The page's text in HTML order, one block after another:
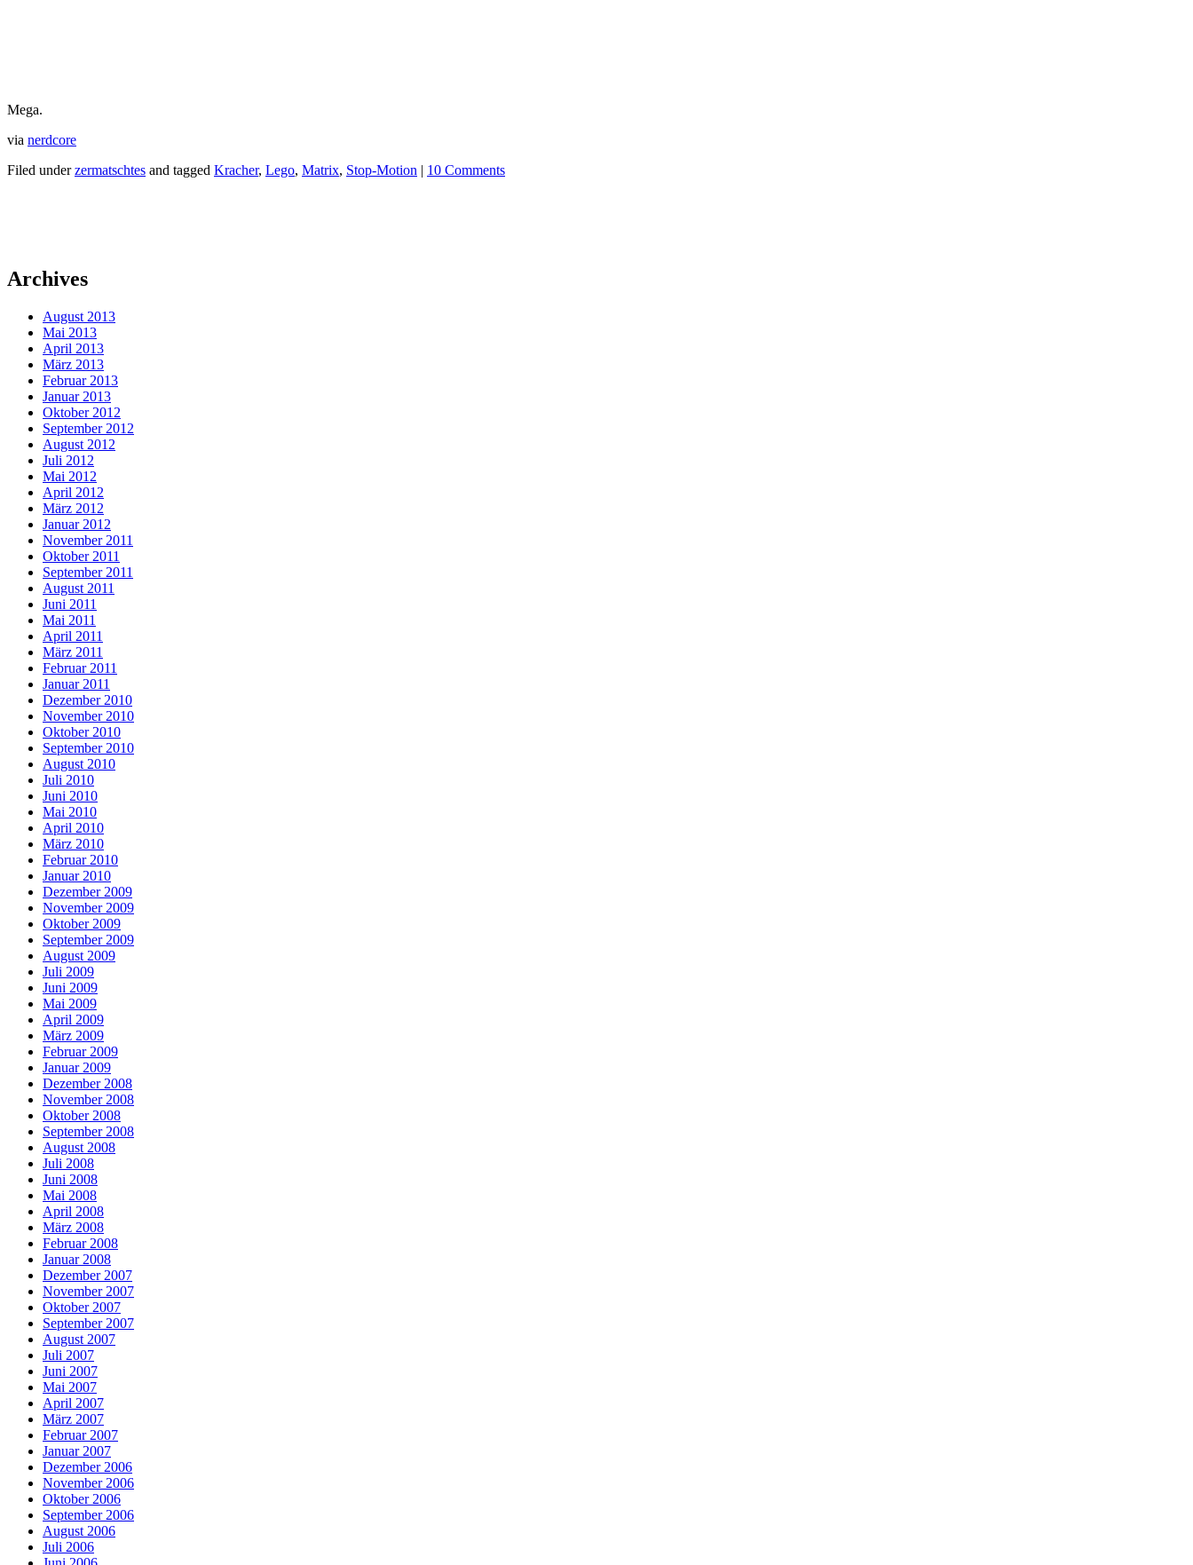
Mega.
via nerdcore
Filed underzermatschtes and tagged Kracher, Lego, Matrix, Stop-Motion 10 Comments
Archives
August 2013
Mai 2013
April 2013
März 2013
Februar 2013
Januar 2013
Oktober 2012
September 2012
August 2012
Juli 2012
Mai 2012
April 2012
März 2012
Januar 2012
November 2011
Oktober 2011
September 2011
August 2011
Juni 2011
Mai 2011
April 2011
März 2011
Februar 2011
Januar 2011
Dezember 2010
November 2010
Oktober 2010
September 2010
August 2010
Juli 2010
Juni 2010
Mai 2010
April 2010
März 2010
Februar 2010
Januar 2010
Dezember 2009
November 2009
Oktober 2009
September 2009
August 2009
Juli 2009
Juni 2009
Mai 2009
April 2009
März 2009
Februar 2009
Januar 2009
Dezember 2008
November 2008
Oktober 2008
September 2008
August 2008
Juli 2008
Juni 2008
Mai 2008
April 2008
März 2008
Februar 2008
Januar 2008
Dezember 2007
November 2007
Oktober 2007
September 2007
August 2007
Juli 2007
Juni 2007
Mai 2007
April 2007
März 2007
Februar 2007
Januar 2007
Dezember 2006
November 2006
Oktober 2006
September 2006
August 2006
Juli 2006